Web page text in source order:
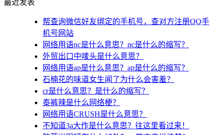
最近发表
帮查询微信好友绑定的手机号，查对方注册QQ手
机号网站
网络用语nc是什么意思？nc是什么的缩写？
外贸出口中唛头是什么意思？
网络用语ap是什么意思？ap是什么的缩写？
石楠花的味道女生闻了为什么会害羞？
cr是什么意思？是什么的缩写？
泰裤辣是什么网络梗？
网络用语CRUSH是什么意思？
不知道3a大作是什么意思？往这里看过来！